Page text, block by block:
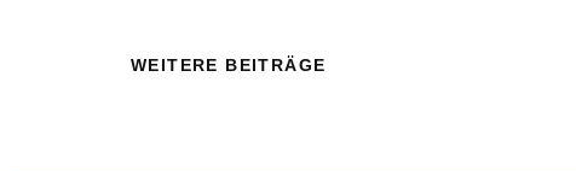
WEITERE BEITRÄGE